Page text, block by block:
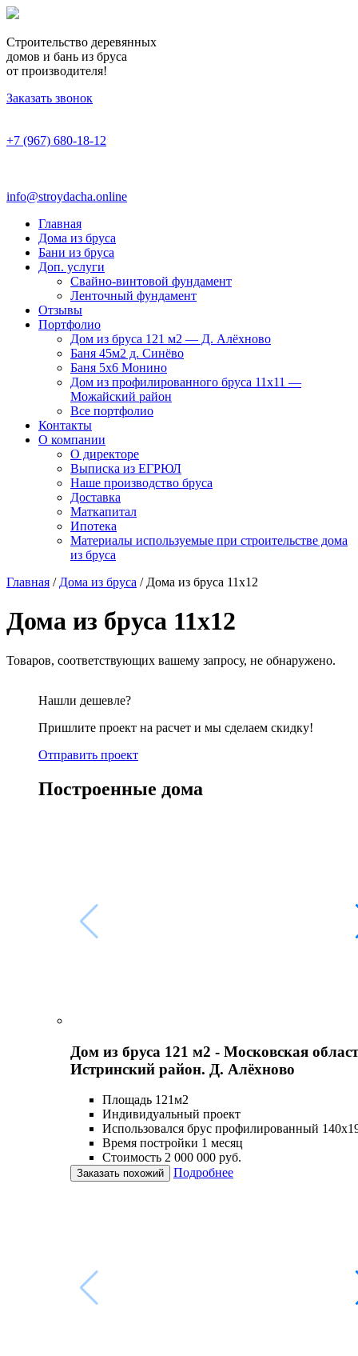
Строительство деревянных
домов и бань из бруса
от производителя!
Заказать звонок
+7 (967) 680-18-12
info@stroydacha.online
Главная
Дома из бруса
Бани из бруса
Доп. услуги
Свайно-винтовой фундамент
Ленточный фундамент
Отзывы
Портфолио
Дом из бруса 121 м2 — Д. Алёхново
Баня 45м2 д. Синёво
Баня 5х6 Монино
Дом из профилированного бруса 11х11 —
Можайский район
Все портфолио
Контакты
О компании
О директоре
Выписка из ЕГРЮЛ
Наше производство бруса
Доставка
Маткапитал
Ипотека
Материалы используемые при строительстве дома
из бруса
Главная / Дома из бруса / Дома из бруса 11x12
Дома из бруса 11x12
Товаров, соответствующих вашему запросу, не обнаружено.
Нашли дешевле?
Пришлите проект на расчет и мы сделаем скидку!
Отправить проект
Построенные дома
Дом из бруса 121 м2 - Московская
Истринский район. Д. Алёхново
Площадь 121м2
Индивидуальный проект
Использовался брус профилированный
Время постройки 1 месяц
Стоимость 2 000 000 руб.
Заказать похожий Подробнее